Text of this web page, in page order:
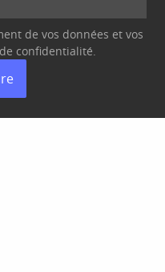
de vos données et vos
confidentialité.